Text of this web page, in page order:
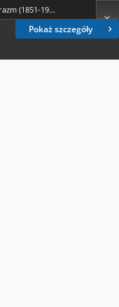
Pokaż szczegóły
Piltz, Erazm (1851-1929)